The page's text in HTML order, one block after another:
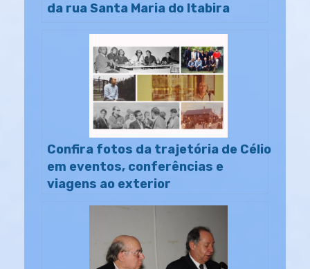
da rua Santa Maria do Itabira
Confira fotos da trajetória de Célio
em eventos, conferências e
viagens ao exterior